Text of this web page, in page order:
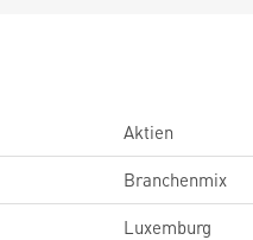
Aktien
Branchenmix
Luxemburg